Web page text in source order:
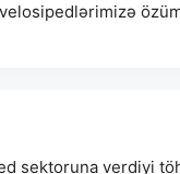
sektoruna verdiyi